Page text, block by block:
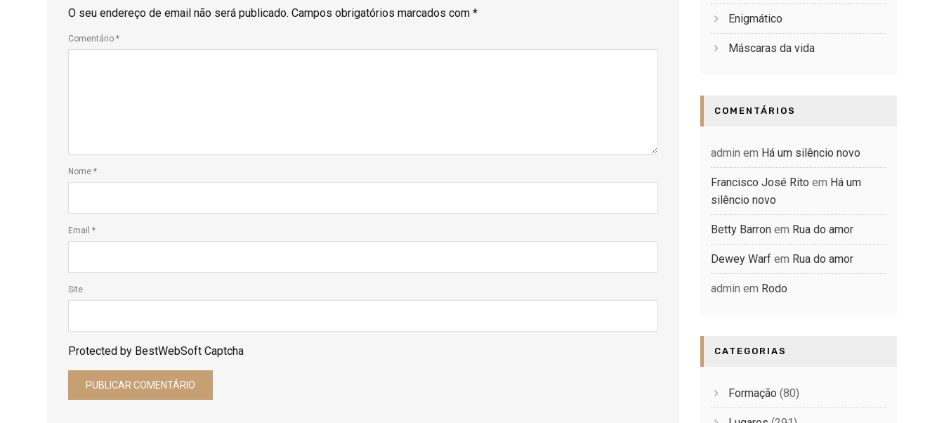
O seu endereço de email não será publicado. Campos obrigatórios marcados com *
Comentário *
Nome *
Email *
Site
Protected by BestWebSoft Captcha
Enigmático
Máscaras da vida
COMENTÁRIOS
admin em Há um silêncio novo
Francisco José Rito em Há um
silêncio novo
Betty Barron em Rua do amor
Dewey Warf em Rua do amor
admin em Rodo
CATEGORIAS
Formação (80)